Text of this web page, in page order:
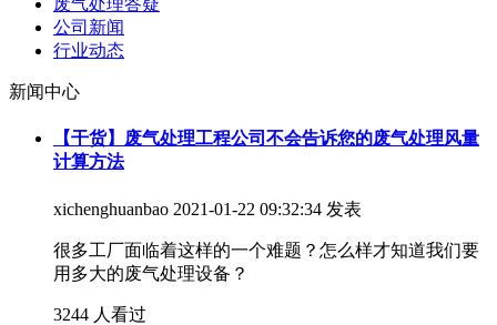
废气处理答疑
公司新闻
行业动态
新闻中心
【干货】废气处理工程公司不会告诉您的废气处理风量
计算方法
xichenghuanbao 2021-01-22 09:32:34 发表
很多工厂面临着这样的一个难题？怎么样才知道我们要
用多大的废气处理设备？
3244 人看过